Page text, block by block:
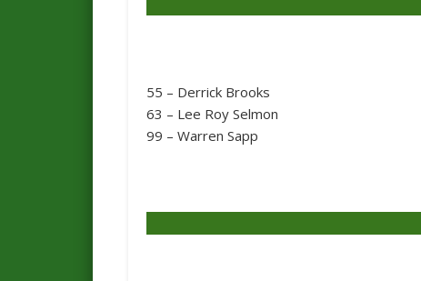
55 – Derrick Brooks
63 – Lee Roy Selmon
99 – Warren Sapp